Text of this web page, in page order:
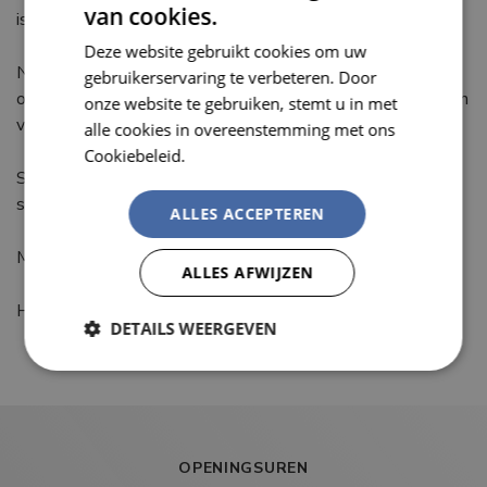
is mogelijk.
Niet dringende orders worden bij voorkeur verstuurd via
onze transporteur of kunnen ook buiten klaar gezet worden
voor afhaling.
Samen met jullie hopend op een snelle verbetering van de
situatie,
Met vriendelijke groeten,
Het Branson Team
OPENINGSUREN
van cookies.
Deze website gebruikt cookies om uw
gebruikerservaring te verbeteren. Door
onze website te gebruiken, stemt u in met
alle cookies in overeenstemming met ons
Cookiebeleid.
ALLES ACCEPTEREN
ALLES AFWIJZEN
DETAILS WEERGEVEN
Strikt
Prestatie Targeting
Functioneel
Niet-